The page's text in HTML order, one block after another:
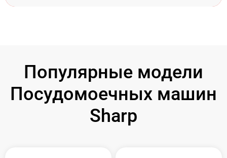
Популярные модели
Посудомоечных машин
Sharp